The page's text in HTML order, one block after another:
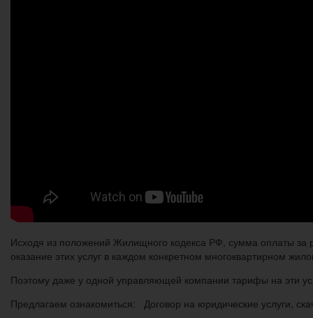
Исходя из положений Жилищного кодекса РФ, сумма оплаты за
оказание этих услуг в каждом конкретном многоквартирном
Поэтому даже у одной управляющей компании тарифы на эти
Предлагаем ознакомиться: Договор на юридические услуги,